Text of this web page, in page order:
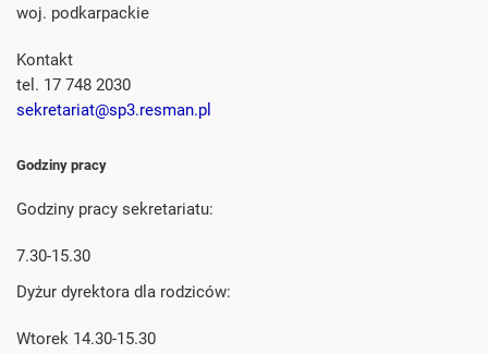
woj. podkarpackie
Kontakt
tel. 17 748 2030
sekretariat@sp3.resman.pl
Godziny pracy
Godziny pracy sekretariatu:
7.30-15.30
Dyżur dyrektora dla rodziców:
Wtorek 14.30-15.30